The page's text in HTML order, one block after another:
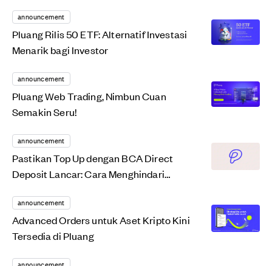
announcement
Pluang Rilis 50 ETF: Alternatif Investasi
Menarik bagi Investor
announcement
Pluang Web Trading, Nimbun Cuan
Semakin Seru!
announcement
Pastikan Top Up dengan BCA Direct
Deposit Lancar: Cara Menghindari
announcement
Advanced Orders untuk Aset Kripto Kini
Tersedia di Pluang